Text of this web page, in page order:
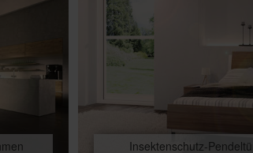
Insektenschutz-